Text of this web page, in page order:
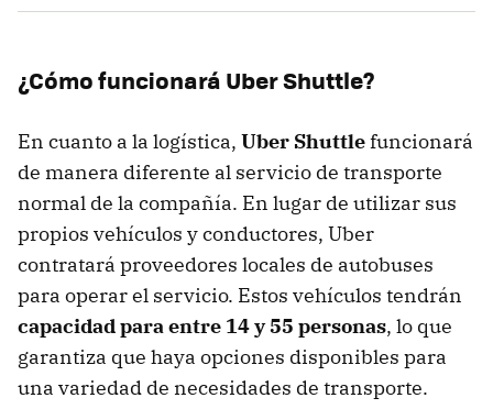
¿Cómo funcionará Uber Shuttle?
En cuanto a la logística, Uber Shuttlefuncionará
de manera diferente al servicio de transporte
normal de la compañía. En lugar de utilizar sus
propios vehículos y conductores, Uber
contratará proveedores locales de autobuses
para operar el servicio. Estos vehículos tendrán
capacidad para entre 14 y 55 personas, lo que
garantiza que haya opciones disponibles para
una variedad de necesidades de transporte.